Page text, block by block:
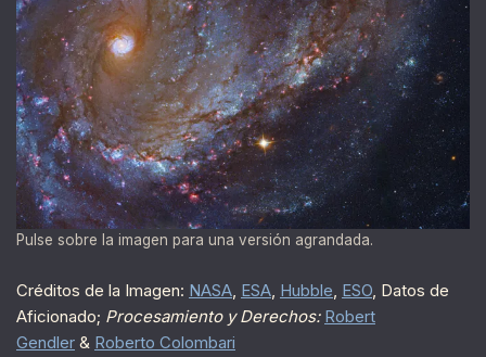
Pulse sobre la imagen para una versión agrandada.
Créditos de la Imagen: NASA ESA Hubble ESO , Datos de
Aficionado; Procesamiento y Derechos: Robert
Gendler & Roberto Colombari